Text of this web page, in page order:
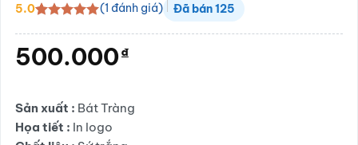
5.0
đánh giá
(1 đánh giá) Đã bán125
500.000₫
Sản xuất : Bát Tràng
Họa tiết : In logo